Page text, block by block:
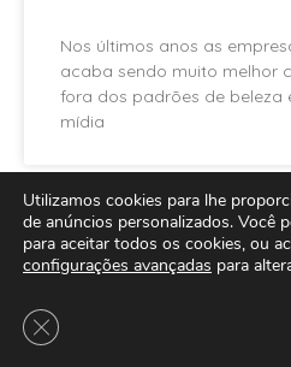
Nos últimos anos as
acaba sendo muito melhor
fora dos padrões de beleza
mídia
Utilizamos cookies para lhe
de anúncios personalizados. Você
para aceitar todos os cookies, ou
configurações avançadas para
Close GDPR Cookie Banner